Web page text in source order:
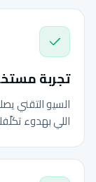
تجربة
السيو التقني
اللي بهدوء